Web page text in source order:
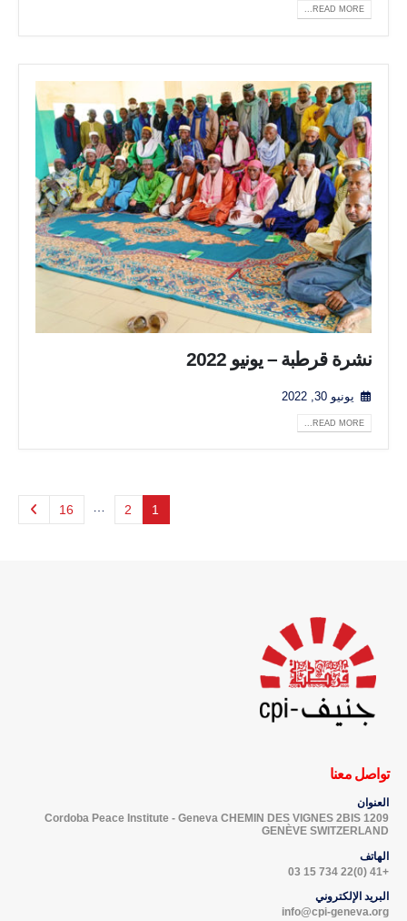
READ MORE...
نشرة قرطبة – يونيو 2022
يونيو 30, 2022
READ MORE...
1
2
…
16
تواصل معنا
العنوان
Cordoba Peace Institute - Geneva CHEMIN DES VIGNES 2BIS 1209
GENÈVE SWITZERLAND
الهاتف
+41 (0)22 734 15 03
البريد الإلكتروني
info@cpi-geneva.org